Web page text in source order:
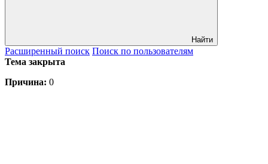
Найти
Расширенный поиск Поиск по пользователям
Тема закрыта
Причина: 0